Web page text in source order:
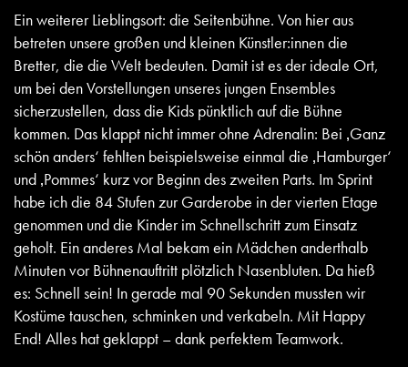
Ein weiterer Lieblingsort: die Seitenbühne. Von hier aus
betreten unsere großen und kleinen Künstler:innen die
Bretter, die die Welt bedeuten. Damit ist es der ideale Ort,
um bei den Vorstellungen unseres jungen Ensembles
sicherzustellen, dass die Kids pünktlich auf die Bühne
kommen. Das klappt nicht immer ohne Adrenalin: Bei ‚Ganz
schön anders‘ fehlten beispielsweise einmal die ‚Hamburger‘
und ‚Pommes‘ kurz vor Beginn des zweiten Parts. Im Sprint
habe ich die 84 Stufen zur Garderobe in der vierten Etage
genommen und die Kinder im Schnellschritt zum Einsatz
geholt. Ein anderes Mal bekam ein Mädchen anderthalb
Minuten vor Bühnenauftritt plötzlich Nasenbluten. Da hieß
es: Schnell sein! In gerade mal 90 Sekunden mussten wir
Kostüme tauschen, schminken und verkabeln. Mit Happy
End! Alles hat geklappt – dank perfektem Teamwork.